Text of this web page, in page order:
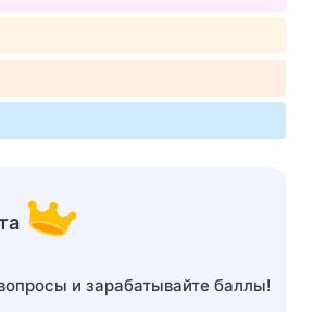
и зарабатывайте баллы!